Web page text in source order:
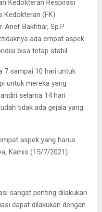
Kedokteran Respirasi
Kedokteran (FK)
Arief Bakhtiar, Sp.P.
ada empat aspek
bisa tetap stabil.
7 sampai 10 hari untuk
untuk mereka yang
selama 14 hari
tidak ada gejala yang
aspek yang harus
Kamis (15/7/2021).
sangat penting dilakukan
dapat dilakukan dengan